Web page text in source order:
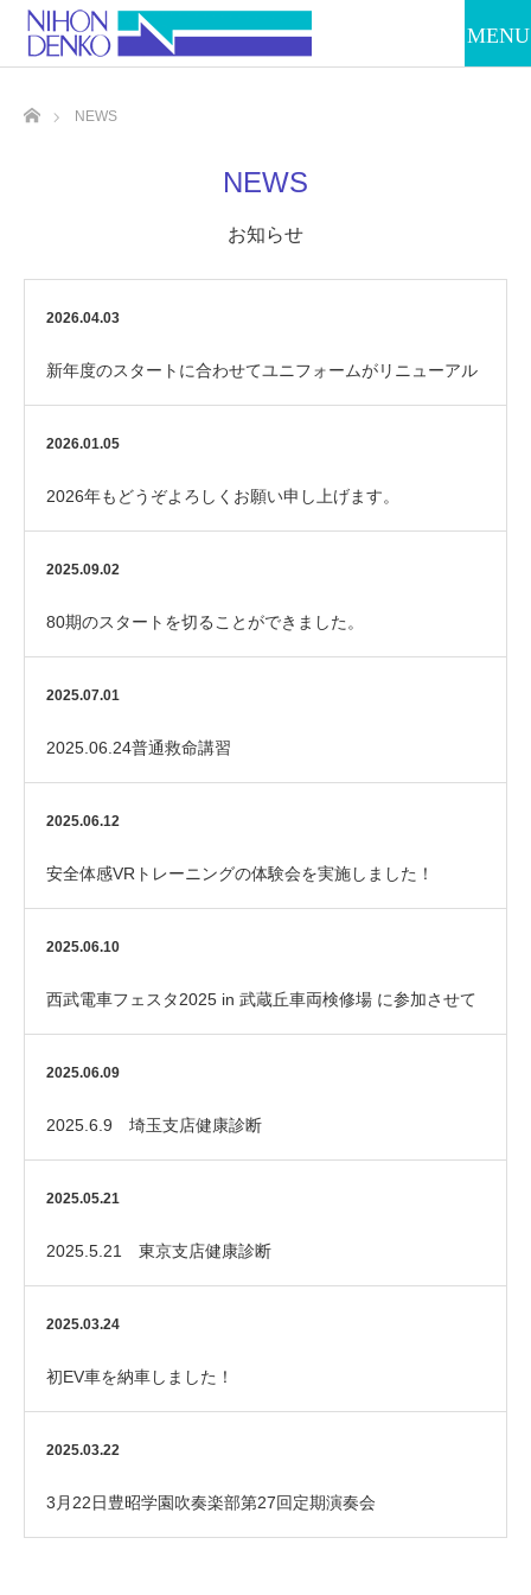
NEWS
NEWS
お知らせ
2026.04.03
新年度のスタートに合わせてユニフォームがリニューアル
しました！
2026.01.05
2026年もどうぞよろしくお願い申し上げます。
2025.09.02
80期のスタートを切ることができました。
2025.07.01
2025.06.24普通救命講習
2025.06.12
安全体感VRトレーニングの体験会を実施しました！
2025.06.10
西武電車フェスタ2025 in 武蔵丘車両検修場 に参加させて
いただきました！
2025.06.09
2025.6.9 埼玉支店健康診断
2025.05.21
2025.5.21 東京支店健康診断
2025.03.24
初EV車を納車しました！
2025.03.22
3月22日豊昭学園吹奏楽部第27回定期演奏会